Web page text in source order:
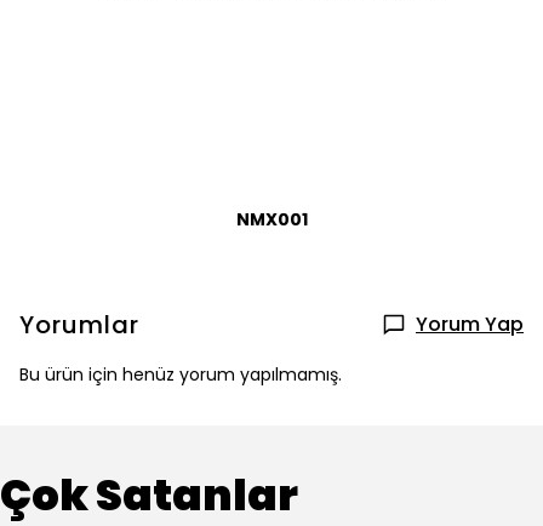
NMX001
Yorumlar Yorum Yap
Bu ürün için henüz yorum yapılmamış.
Çok Satanlar